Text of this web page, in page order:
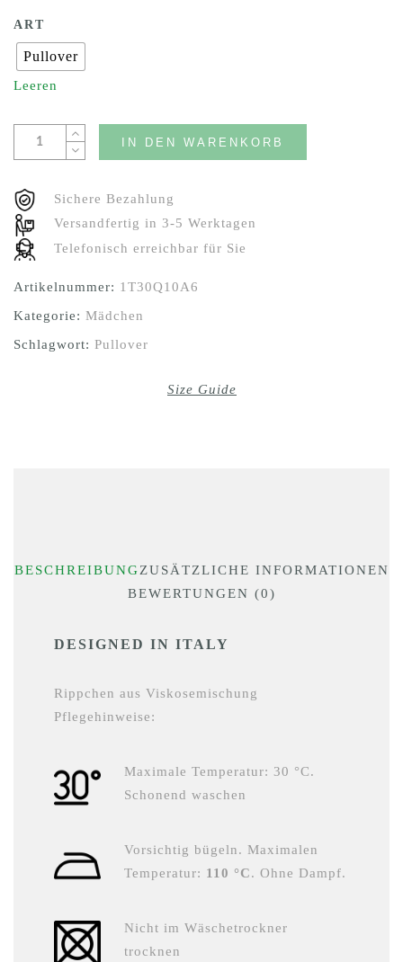
ART
Pullover
Leeren
IN DEN WARENKORB
Sichere Bezahlung
Versandfertig in 3-5 Werktagen
Telefonisch erreichbar für Sie
Artikelnummer: 1T30Q10A6
Kategorie: Mädchen
Schlagwort: Pullover
Size Guide
BESCHREIBUNGZUSÄTZLICHE INFORMATIONEN
BEWERTUNGEN (0)
DESIGNED IN ITALY
Rippchen aus Viskosemischung
Pflegehinweise:
Maximale Temperatur: 30 °C.
Schonend waschen
Vorsichtig bügeln. Maximalen
Temperatur: 110 °C. Ohne Dampf.
Nicht im Wäschetrockner
trocknen